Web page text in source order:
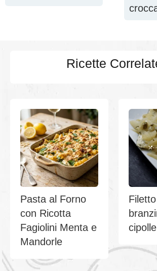
Ricette
Pasta al Forno
con Ricotta
Fagiolini Menta e
Mandorle